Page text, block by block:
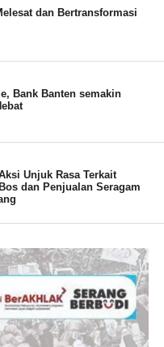
dan produktif dan yang
Jangkrik,”
setelah menginjak 6
29 kandang jangkrik
Sabil (RJS),”imbuhnya
dan Bertransformasi
Bank Banten semakin
Unjuk Rasa Terkait
dan Penjualan Seragam